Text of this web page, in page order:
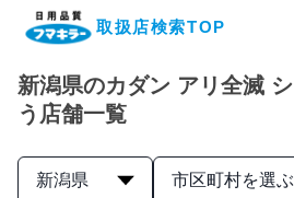
取扱店検索TOP
企業・IR情報サイト
製品情報サイト
新潟県のカダン アリ全滅
う店舗一覧
新潟県 市区町村を選ぶ